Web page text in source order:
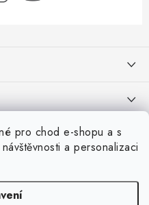
pro chod e-shopu a s
a personalizaci
servisu